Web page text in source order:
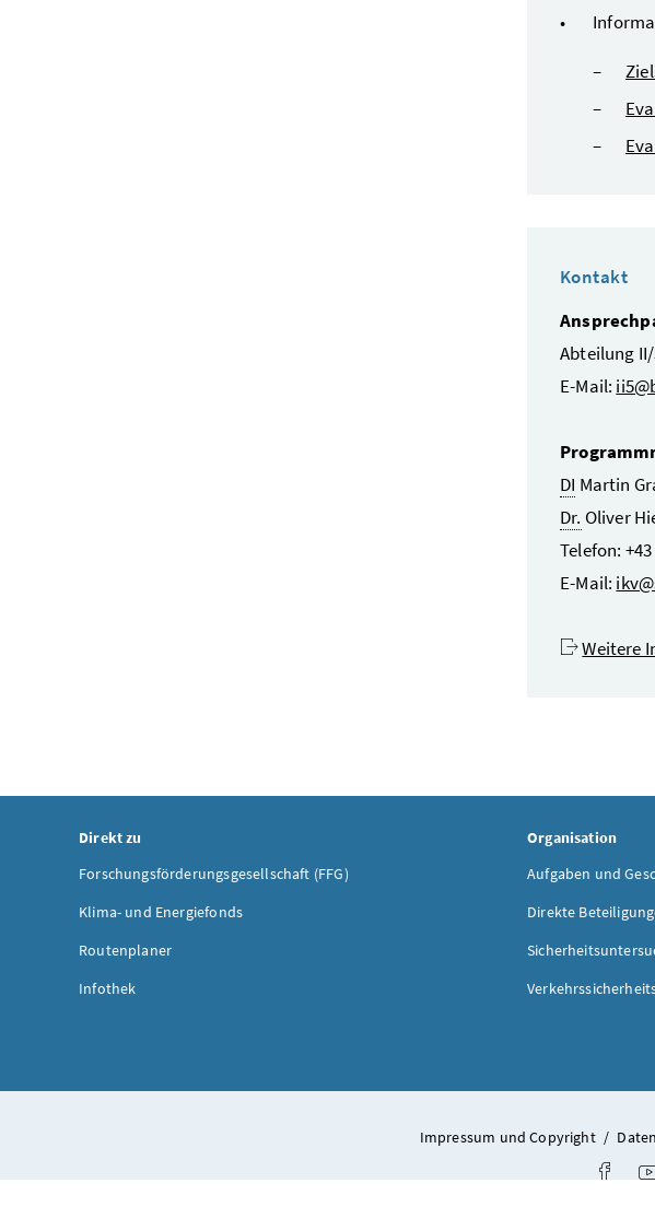
Kontakt
Abteilung
E-Mail:
DI Martin
Dr. Oliver
Telefon: +43
E-Mail:
Weitere
Direkt zu
Forschungsförderungsgesellschaft (FFG)
Klima- und Energiefonds
Routenplaner
Infothek
Organisation
Aufgaben und
Direkte
Impressum und Copyright /